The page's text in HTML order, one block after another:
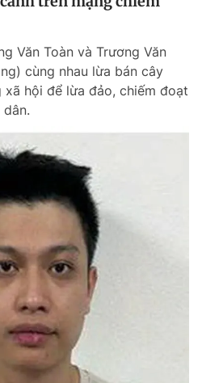
Tin 24h
Tin 360
Magazine
Bạn cần biết
Liên hệ quảng cáo
Văn Toàn và Trương Văn
cùng nhau lừa bán cây
xã hội để lừa đảo, chiếm đoạt